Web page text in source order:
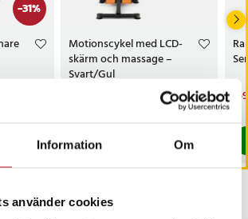
Information Om
använder cookies
plast
-31%
1-2 vardagar
Motionscykel med LCD-
skärm och massage –
Svart/Gul
I lager, levereras inom 1-2 vardagar